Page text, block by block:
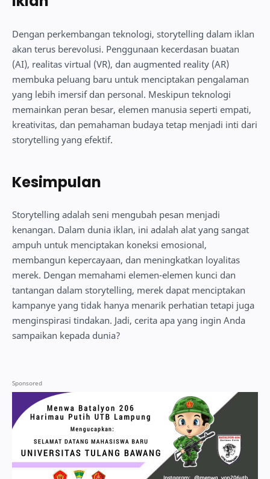
Dengan perkembangan teknologi, storytelling dalam iklan
akan terus berevolusi. Penggunaan kecerdasan buatan
(AI), realitas virtual (VR), dan augmented reality (AR)
membuka peluang baru untuk menciptakan pengalaman
yang lebih imersif dan personal. Meskipun teknologi
memainkan peran besar, elemen manusia seperti empati,
kreativitas, dan pemahaman budaya tetap menjadi inti dari
storytelling yang efektif.
Kesimpulan
Storytelling adalah seni mengubah pesan menjadi
kenangan. Dalam dunia iklan, ini adalah alat yang sangat
ampuh untuk menciptakan koneksi emosional,
membangun kepercayaan, dan meningkatkan loyalitas
merek. Dengan memahami elemen-elemen kunci dan
tantangan dalam storytelling, merek dapat menciptakan
kampanye yang tidak hanya menarik perhatian tetapi juga
menginspirasi tindakan. Jadi, cerita apa yang ingin Anda
sampaikan kepada dunia?